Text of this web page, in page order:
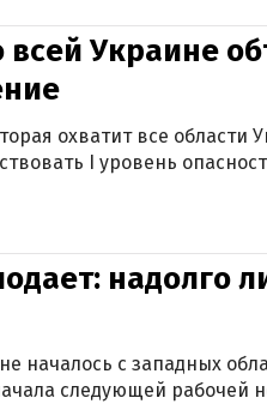
Украине
охватит все области
I уровень
надолго
началось с западных
следующей рабочей